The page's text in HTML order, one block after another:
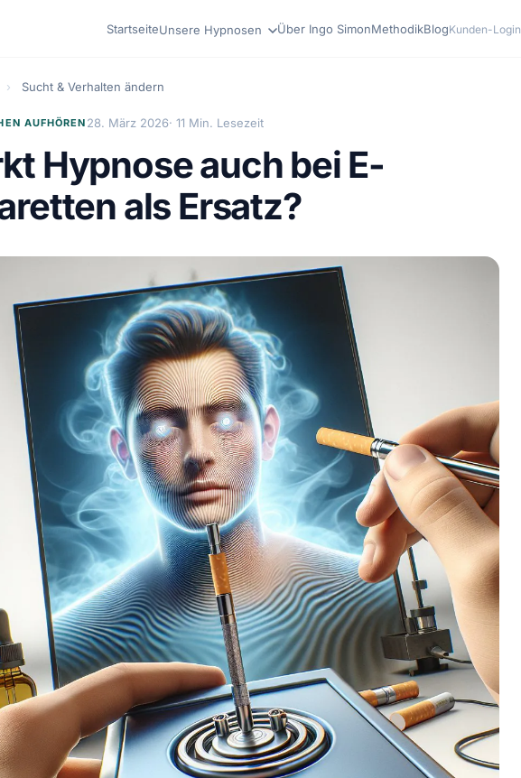
StartseiteUnsere Hypnosen Über Ingo SimonMethodikBlogKunden-Login
› Sucht & Verhalten ändern
AUFHÖREN 28. März 2026· 11 Min. Lesezeit
Hypnose auch bei E-
als Ersatz?